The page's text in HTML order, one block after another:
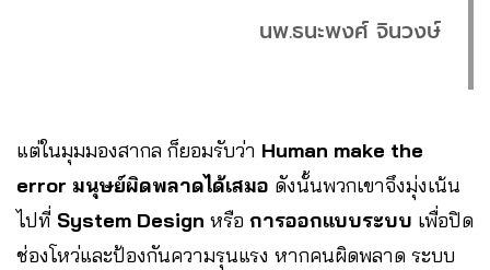
นพ.ธนะพงศ์ จินวงษ์
แต่ในมุมมองสากล ก็ยอมรับว่า Human make the
error มนุษย์ผิดพลาดได้เสมอ ดังนั้นพวกเขาจึงมุ่งเน้น
ไปที่ System Design หรือ การออกแบบระบบ เพื่อปิด
ช่องโหว่และป้องกันความรุนแรง หากคนผิดพลาด ระบบ